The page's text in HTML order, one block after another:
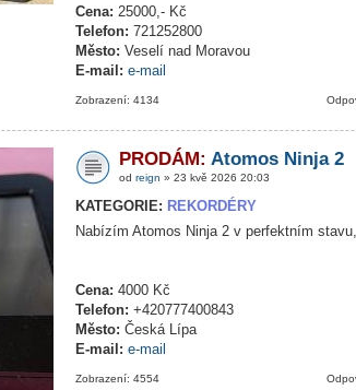
Cena: 25000,- Kč
Telefon: 721252800
Město: Veselí nad Moravou
E-mail: e-mail
Zobrazení: 4134
PRODÁM: Atomos Ninja 2
od reign » 23 kvě 2026 20:03
KATEGORIE: REKORDÉRY
Nabízím Atomos Ninja 2 v perfektním
Cena: 4000 Kč
Telefon: +420777400843
Město: Česká Lípa
E-mail: e-mail
Zobrazení: 4554